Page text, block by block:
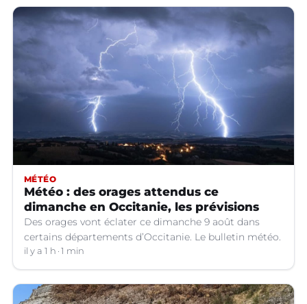
MÉTÉO
Météo : des orages attendus ce
dimanche en Occitanie, les prévisions
Des orages vont éclater ce dimanche 9 août dans
certains départements d’Occitanie. Le bulletin météo.
il y a 1 h 1 min